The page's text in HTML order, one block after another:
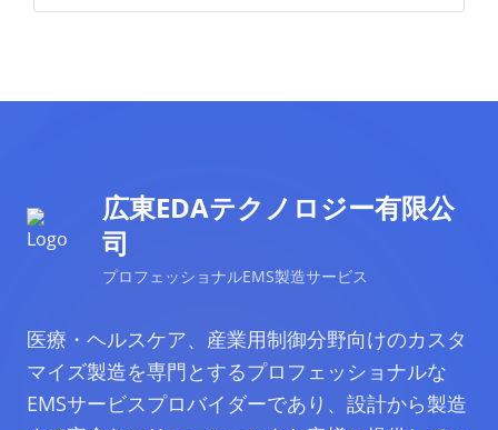
広東EDAテクノロジー有限公
司
プロフェッショナルEMS製造サービス
医療・ヘルスケア、産業用制御分野向けのカスタ
マイズ製造を専門とするプロフェッショナルな
EMSサービスプロバイダーであり、設計から製造